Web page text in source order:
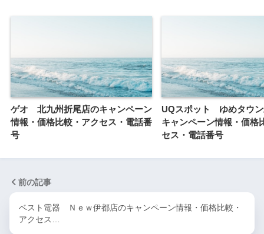
ゲオ 北九州折尾店のキャンペーン
情報・価格比較・アクセス・電話番
号
UQスポット ゆめタウ
キャンペーン情報・価格
セス・電話番号
前の記事
ベスト電器 Ｎｅｗ伊都店のキャンペーン情報・価格比較・
アクセス…